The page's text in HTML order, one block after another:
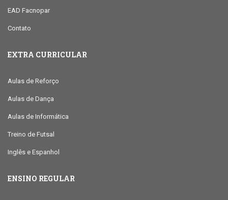
EAD Facnopar
Contato
EXTRA CURRICULAR
Aulas de Reforço
Aulas de Dança
Aulas de Informática
Treino de Futsal
Inglês e Espanhol
ENSINO REGULAR